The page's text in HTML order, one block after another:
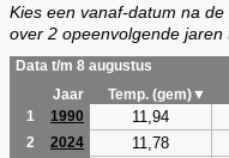
Kies een vanaf-datum na
over 2 opeenvolgende jaren
Data t/m 8 augustus
Jaar
Temp. (gem)▼
1
1990 11,94
2 2024 11,78